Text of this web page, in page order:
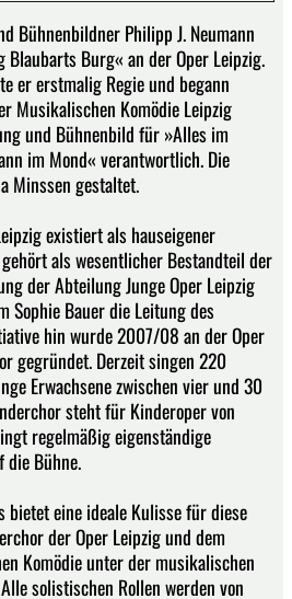
Bühnenbildner Philipp J. Neumann
Blaubarts Burg« an der Oper Leipzig.
er erstmalig Regie und begann
Musikalischen Komödie Leipzig
und Bühnenbild für »Alles im
im Mond« verantwortlich. Die
Minssen gestaltet.
existiert als hauseigener
als wesentlicher Bestandteil der
der Abteilung Junge Oper Leipzig
Sophie Bauer die Leitung des
hin wurde 2007/08 an der Oper
gegründet. Derzeit singen 220
Erwachsene zwischen vier und 30
steht für Kinderoper von
regelmäßig eigenständige
die Bühne.
bietet eine ideale Kulisse für diese
der Oper Leipzig und dem
Komödie unter der musikalischen
solistischen Rollen werden von